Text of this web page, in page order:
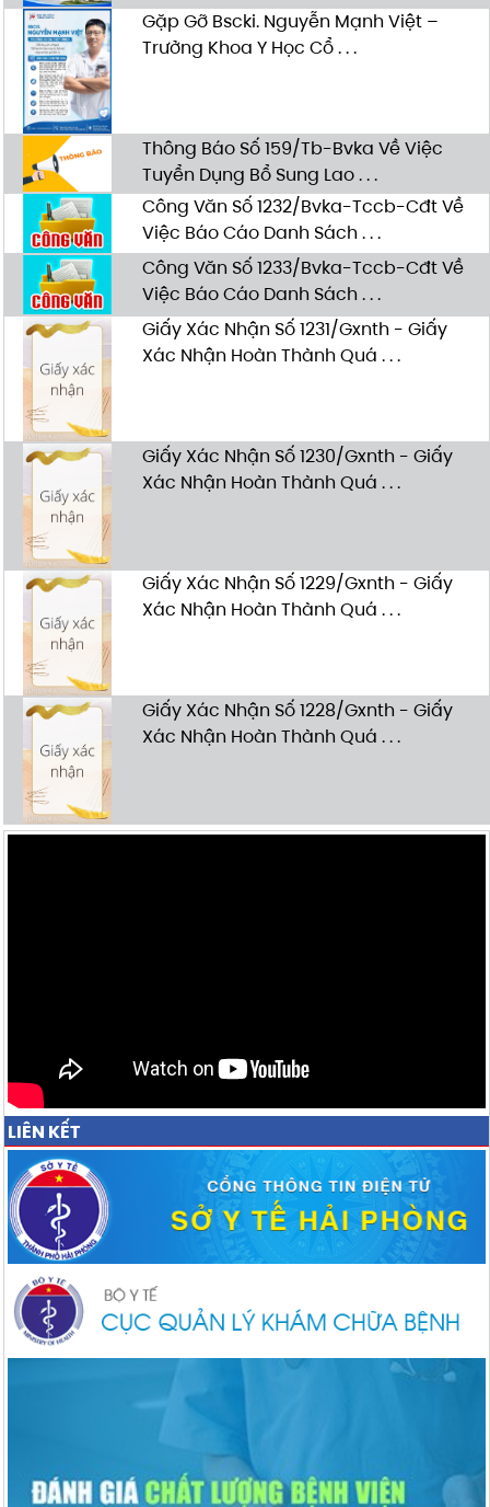
Gặp Gỡ Bscki. Nguyễn Mạnh Việt –
Trưởng Khoa Y Học Cổ . . .
Thông Báo Số 159/Tb-Bvka Về Việc
Tuyển Dụng Bổ Sung Lao . . .
Công Văn Số 1232/Bvka-Tccb-Cđt Về
Việc Báo Cáo Danh Sách . . .
Công Văn Số 1233/Bvka-Tccb-Cđt Về
Việc Báo Cáo Danh Sách . . .
Giấy Xác Nhận Số 1231/Gxnth - Giấy
Xác Nhận Hoàn Thành Quá . . .
Giấy Xác Nhận Số 1230/Gxnth - Giấy
Xác Nhận Hoàn Thành Quá . . .
Giấy Xác Nhận Số 1229/Gxnth - Giấy
Xác Nhận Hoàn Thành Quá . . .
Giấy Xác Nhận Số 1228/Gxnth - Giấy
Xác Nhận Hoàn Thành Quá . . .
LIÊN KẾT